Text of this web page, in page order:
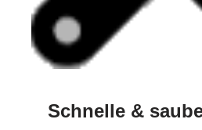
Schnelle &